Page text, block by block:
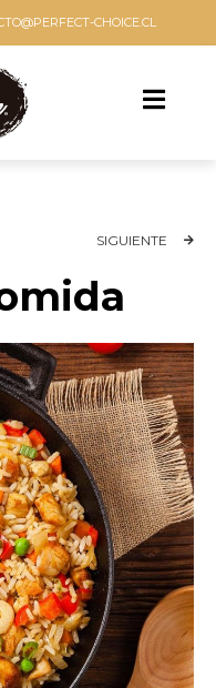
CHOICE.CL
SIGUIENTE